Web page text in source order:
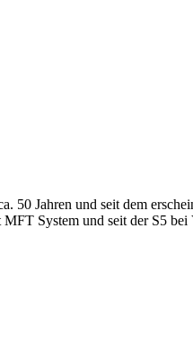
50 Jahren und seit dem
MFT System und seit der S5